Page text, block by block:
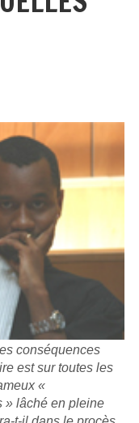
conséquences
est sur toutes les
«
lâché en pleine